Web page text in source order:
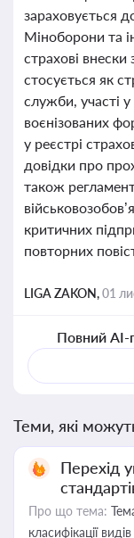
зараховується
Міноборони та
страхові
стосується як
служби, участі
воєнізованих
у реєстрі
довідки про
також
критичних
повторних
LIGA ZAKON,01
Повний AI-
Теми, які
Перехід
Про що тема:
класифікації